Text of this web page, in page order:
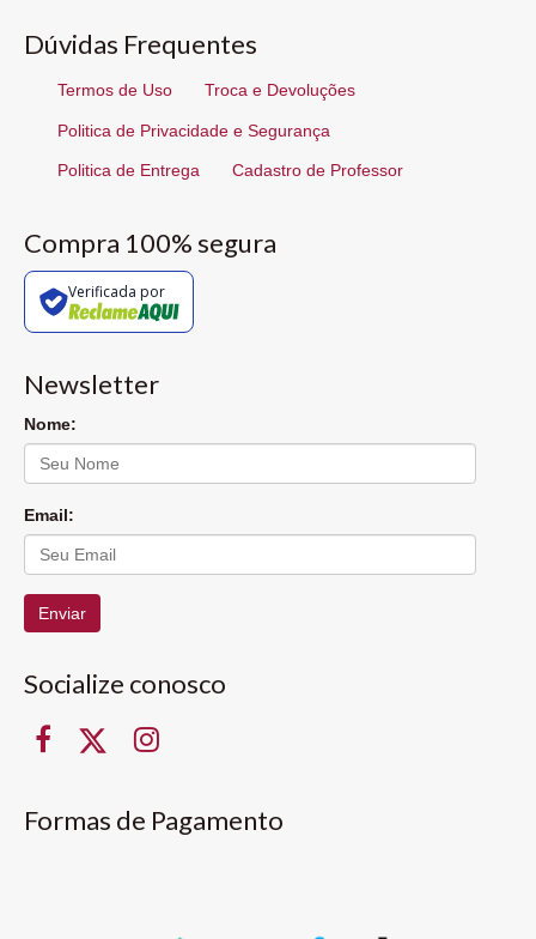
Dúvidas Frequentes
Termos de Uso Troca e Devoluções
Politica de Privacidade e Segurança
Politica de Entrega Cadastro de Professor
Compra 100% segura
Verificada por
Newsletter
Nome:
Email:
Enviar
Socialize conosco
Formas de Pagamento